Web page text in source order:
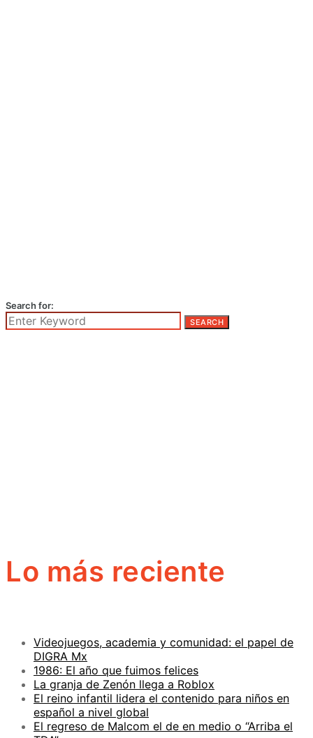
Search for:
SEARCH
Lo más reciente
Videojuegos, academia y comunidad: el papel de
DIGRA Mx
1986: El año que fuimos felices
La granja de Zenón llega a Roblox
El reino infantil lidera el contenido para niños en
español a nivel global
El regreso de Malcom el de en medio o “Arriba el